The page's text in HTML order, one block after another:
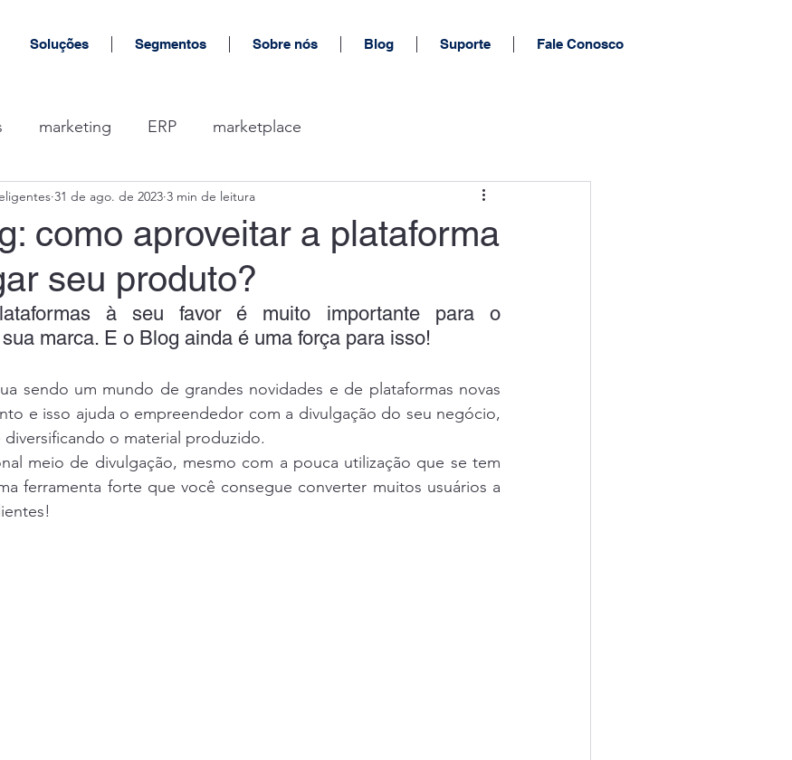
Soluções Segmentos Sobre nós Blog Suporte Fale Conosco
marketing ERP marketplace
como aproveitar a plataforma
seu produto?
31 de ago. de 2023 3 min de leitura
à seu favor é muito importante para o
marca. E o Blog ainda é uma força para isso!
sendo um mundo de grandes novidades e de plataformas novas
e isso ajuda o empreendedor com a divulgação do seu negócio,
o material produzido.
meio de divulgação, mesmo com a pouca utilização que se tem
ferramenta forte que você consegue converter muitos usuários a